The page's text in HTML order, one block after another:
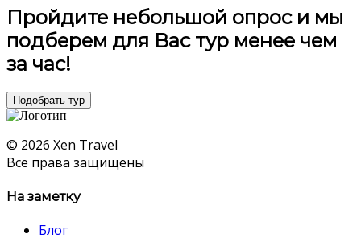
Пройдите небольшой опрос и мы
подберем для Вас тур менее чем
за час!
Подобрать тур
© 2026 Xen Travel
Все права защищены
На заметку
Блог